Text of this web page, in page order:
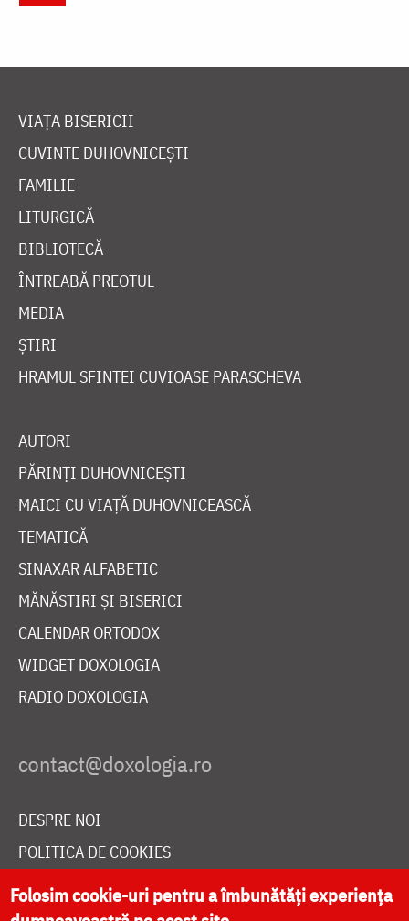
VIAȚA BISERICII
CUVINTE DUHOVNICEȘTI
FAMILIE
LITURGICĂ
BIBLIOTECĂ
ÎNTREABĂ PREOTUL
MEDIA
ȘTIRI
HRAMUL SFINTEI CUVIOASE PARASCHEVA
AUTORI
PĂRINȚI DUHOVNICEȘTI
MAICI CU VIAȚĂ DUHOVNICEASCĂ
TEMATICĂ
SINAXAR ALFABETIC
MĂNĂSTIRI ȘI BISERICI
CALENDAR ORTODOX
WIDGET DOXOLOGIA
RADIO DOXOLOGIA
DESPRE NOI
POLITICA DE COOKIES
DONEAZĂ ONLINE PENTRU CATEDRALA NAȚIONALĂ
Folosim cookie-uri pentru a îmbunătăți experiența